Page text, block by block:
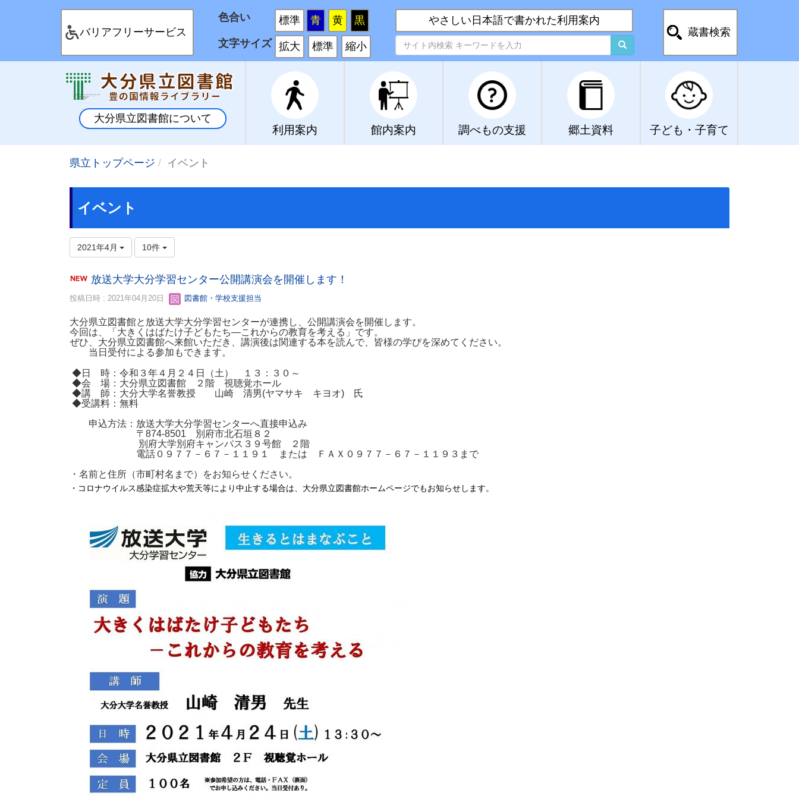
バリアフリーサービス
色合い 標準 青 黄
黒
文字サイズ 拡大 標準 縮小
やさしい日本語で書かれた利用案内
蔵書検索
大分県立図書館について
利用案内 館内案内 調べもの支援 郷土資料 子ども・子育て
県立トップページ イベント
イベント
2021年4月 10件
放送大学大分学習センター公開講演会を開催します！
投稿日時 : 2021年04月20日 図書館・学校支援担当
大分県立図書館と放送大学大分学習センターが連携し、公開講演会を開催します。
今回は、「大きくはばたけ子どもたち―これからの教育を考える」です。
ぜひ、大分県立図書館へ来館いただき、講演後は関連する本を読んで、皆様の学びを深めてください。
当日受付による参加もできます。
◆日 時：令和３年４月２４日（土） １３：３０～
◆会 場：大分県立図書館 ２階 視聴覚ホール
◆講 師：大分大学名誉教授 山崎 清男(ヤマサキ キヨオ)氏
◆受講料：無料
申込方法：放送大学大分学習センターへ直接申込み
〒 874-8501 別府市北石垣８２
別府大学別府キャンパス３９号館 ２階
電話０９７７－６７－１１９１ または ＦＡＸ０９７７－６７－１１９３まで
・名前と住所（市町村名まで）をお知らせください。
・コロナウイルス感染症拡大や荒天等により中止する場合は、大分県立図書館ホームページでもお知らせします。